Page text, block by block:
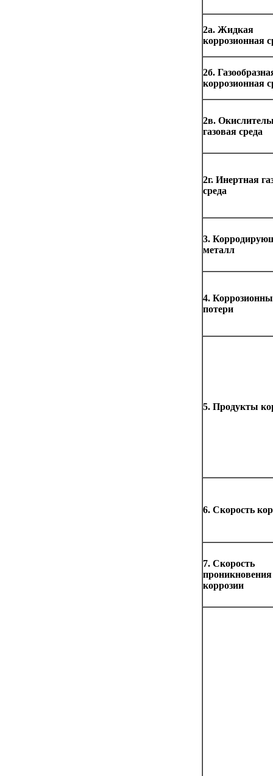
2а. Жидкая
коррозионная
2б.
коррозионная
2в.
газовая среда
2г. Инертная
среда
3.
металл
4.
потери
5. Продукты
6. Скорость
7. Скорость
проникновения
коррозии